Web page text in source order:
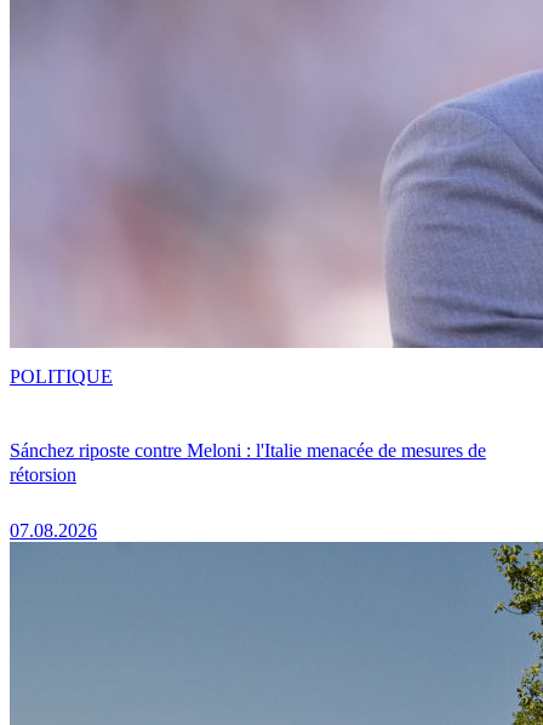
Sánchez riposte contre Meloni : l'Italie menacée de mesures de
rétorsion
07.08.2026
POLITIQUE